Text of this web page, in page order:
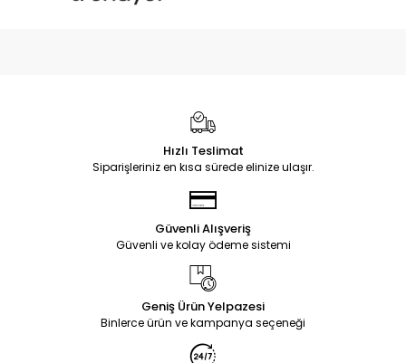
Hızlı Teslimat
Siparişleriniz en kısa sürede elinize ulaşır.
Güvenli Alışveriş
Güvenli ve kolay ödeme sistemi
Geniş Ürün Yelpazesi
Binlerce ürün ve kampanya seçeneği